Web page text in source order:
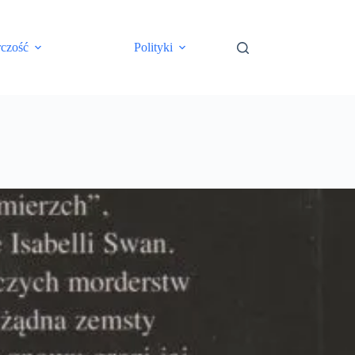
Polityki